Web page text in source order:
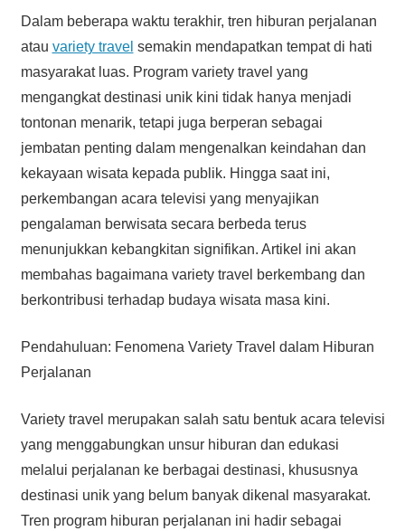
Dalam beberapa waktu terakhir, tren hiburan perjalanan
atau variety travel semakin mendapatkan tempat di hati
masyarakat luas. Program variety travel yang
mengangkat destinasi unik kini tidak hanya menjadi
tontonan menarik, tetapi juga berperan sebagai
jembatan penting dalam mengenalkan keindahan dan
kekayaan wisata kepada publik. Hingga saat ini,
perkembangan acara televisi yang menyajikan
pengalaman berwisata secara berbeda terus
menunjukkan kebangkitan signifikan. Artikel ini akan
membahas bagaimana variety travel berkembang dan
berkontribusi terhadap budaya wisata masa kini.
Pendahuluan: Fenomena Variety Travel dalam Hiburan
Perjalanan
Variety travel merupakan salah satu bentuk acara televisi
yang menggabungkan unsur hiburan dan edukasi
melalui perjalanan ke berbagai destinasi, khususnya
destinasi unik yang belum banyak dikenal masyarakat.
Tren program hiburan perjalanan ini hadir sebagai